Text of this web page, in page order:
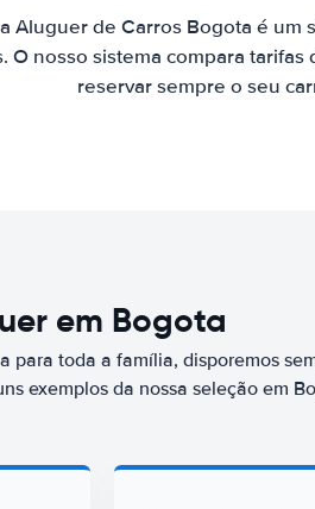
Aluguer de Carros Bogota é
O nosso sistema compara
reservar sempre o seu
em Bogota
para toda a família, disporemos
exemplos da nossa seleção em